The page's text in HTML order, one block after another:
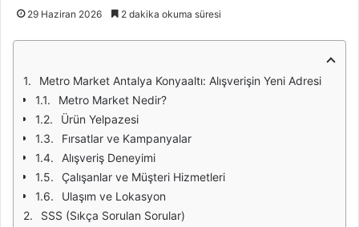
29 Haziran 2026 2 dakika okuma süresi
Metro Market Antalya Konyaaltı: Alışverişin Yeni Adresi
Metro Market Nedir?
Ürün Yelpazesi
Fırsatlar ve Kampanyalar
Alışveriş Deneyimi
Çalışanlar ve Müşteri Hizmetleri
Ulaşım ve Lokasyon
SSS (Sıkça Sorulan Sorular)